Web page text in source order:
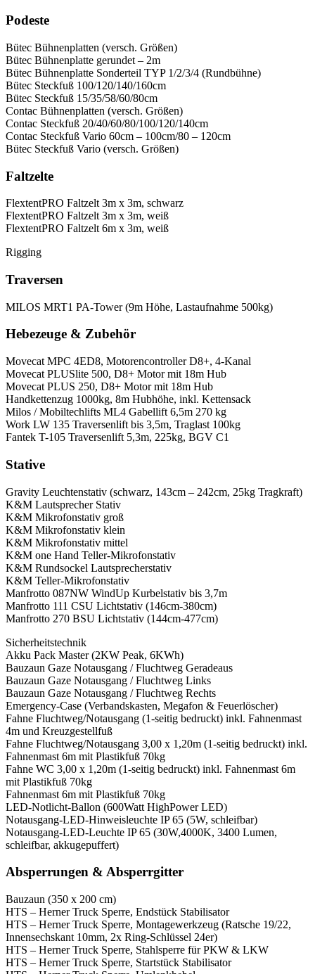
Podeste
Bütec Bühnenplatten (versch. Größen)
Bütec Bühnenplatte gerundet – 2m
Bütec Bühnenplatte Sonderteil TYP 1/2/3/4 (Rundbühne)
Bütec Steckfuß 100/120/140/160cm
Bütec Steckfuß 15/35/58/60/80cm
Contac Bühnenplatten (versch. Größen)
Contac Steckfuß 20/40/60/80/100/120/140cm
Contac Steckfuß Vario 60cm – 100cm/80 – 120cm
Bütec Steckfuß Vario (versch. Größen)
Faltzelte
FlextentPRO Faltzelt 3m x 3m, schwarz
FlextentPRO Faltzelt 3m x 3m, weiß
FlextentPRO Faltzelt 6m x 3m, weiß
Rigging
Traversen
MILOS MRT1 PA-Tower (9m Höhe, Lastaufnahme 500kg)
Hebezeuge & Zubehör
Movecat MPC 4ED8, Motorencontroller D8+, 4-Kanal
Movecat PLUSlite 500, D8+ Motor mit 18m Hub
Movecat PLUS 250, D8+ Motor mit 18m Hub
Handkettenzug 1000kg, 8m Hubhöhe, inkl. Kettensack
Milos / Mobiltechlifts ML4 Gabellift 6,5m 270 kg
Work LW 135 Traversenlift bis 3,5m, Traglast 100kg
Fantek T-105 Traversenlift 5,3m, 225kg, BGV C1
Stative
Gravity Leuchtenstativ (schwarz, 143cm – 242cm, 25kg Tragkraft)
K&M Lautsprecher Stativ
K&M Mikrofonstativ groß
K&M Mikrofonstativ klein
K&M Mikrofonstativ mittel
K&M one Hand Teller-Mikrofonstativ
K&M Rundsockel Lautsprecherstativ
K&M Teller-Mikrofonstativ
Manfrotto 087NW WindUp Kurbelstativ bis 3,7m
Manfrotto 111 CSU Lichtstativ (146cm-380cm)
Manfrotto 270 BSU Lichtstativ (144cm-477cm)
Sicherheitstechnik
Akku Pack Master (2KW Peak, 6KWh)
Bauzaun Gaze Notausgang / Fluchtweg Geradeaus
Bauzaun Gaze Notausgang / Fluchtweg Links
Bauzaun Gaze Notausgang / Fluchtweg Rechts
Emergency-Case (Verbandskasten, Megafon & Feuerlöscher)
Fahne Fluchtweg/Notausgang (1-seitig bedruckt) inkl. Fahnenmast
4m und Kreuzgestellfuß
Fahne Fluchtweg/Notausgang 3,00 x 1,20m (1-seitig bedruckt) inkl.
Fahnenmast 6m mit Plastikfuß 70kg
Fahne WC 3,00 x 1,20m (1-seitig bedruckt) inkl. Fahnenmast 6m
mit Plastikfuß 70kg
Fahnenmast 6m mit Plastikfuß 70kg
LED-Notlicht-Ballon (600Watt HighPower LED)
Notausgang-LED-Hinweisleuchte IP 65 (5W, schleifbar)
Notausgang-LED-Leuchte IP 65 (30W,4000K, 3400 Lumen,
schleifbar, akkugepuffert)
Absperrungen & Absperrgitter
Bauzaun (350 x 200 cm)
HTS – Herner Truck Sperre, Endstück Stabilisator
HTS – Herner Truck Sperre, Montagewerkzeug (Ratsche 19/22,
Innensechskant 10mm, 2x Ring-Schlüssel 24er)
HTS – Herner Truck Sperre, Stahlsperre für PKW & LKW
HTS – Herner Truck Sperre, Startstück Stabilisator